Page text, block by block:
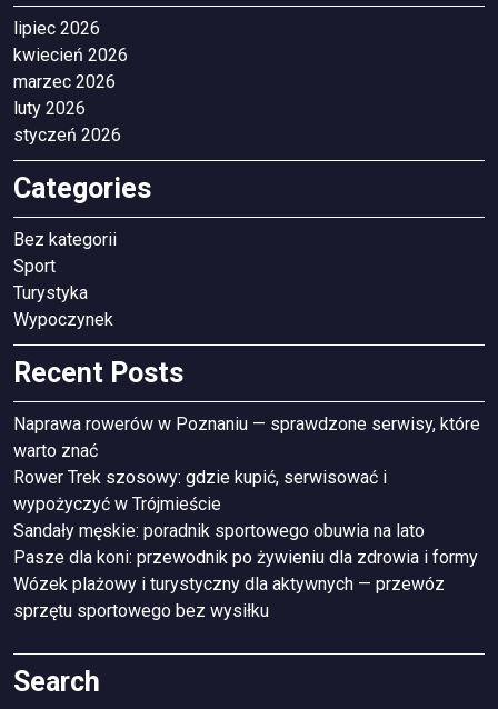
lipiec 2026
kwiecień 2026
marzec 2026
luty 2026
styczeń 2026
Categories
Bez kategorii
Sport
Turystyka
Wypoczynek
Recent Posts
Naprawa rowerów w Poznaniu — sprawdzone serwisy, które
warto znać
Rower Trek szosowy: gdzie kupić, serwisować i
wypożyczyć w Trójmieście
Sandały męskie: poradnik sportowego obuwia na lato
Pasze dla koni: przewodnik po żywieniu dla zdrowia i formy
Wózek plażowy i turystyczny dla aktywnych — przewóz
sprzętu sportowego bez wysiłku
Search